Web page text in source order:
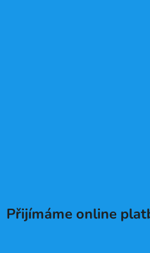
Přijímáme online